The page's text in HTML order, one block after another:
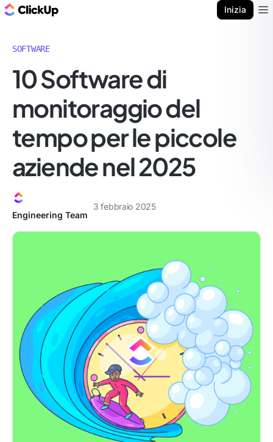
Inizia
SOFTWARE
10 Software di
monitoraggio del
tempo per le piccole
aziende nel 2025
Engineering Team
3 febbraio 2025